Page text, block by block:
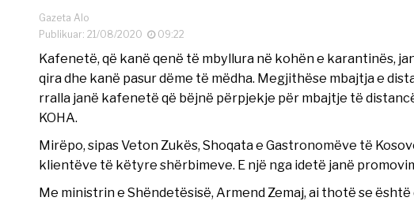
Gazeta Alo
Publikuar: 21/08/2020
09:22
Kafenetë, që kanë qenë të mbyllura në kohën e karantinës,
qira dhe kanë pasur dëme të mëdha. Megjithëse mbajtja e
rralla janë kafenetë që bëjnë përpjekje për mbajtje të
KOHA.
Mirëpo, sipas Veton Zukës, Shoqata e Gastronomëve të
klientëve të këtyre shërbimeve. E një nga idetë janë
Me ministrin e Shëndetësisë, Armend Zemaj, ai thotë se